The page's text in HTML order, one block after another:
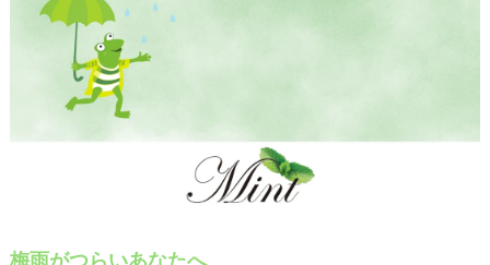
梅雨がつらいあなたへ